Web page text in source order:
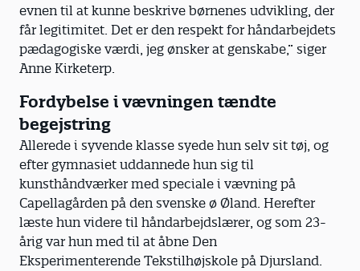
evnen til at kunne beskrive børnenes udvikling, der
får legitimitet. Det er den respekt for håndarbejdets
pædagogiske værdi, jeg ønsker at genskabe,” siger
Anne Kirketerp.
Fordybelse i vævningen tændte
begejstring
Allerede i syvende klasse syede hun selv sit tøj, og
efter gymnasiet uddannede hun sig til
kunsthåndværker med speciale i vævning på
Capellagården på den svenske ø Øland. Herefter
læste hun videre til håndarbejdslærer, og som 23-
årig var hun med til at åbne Den
Eksperimenterende Tekstilhøjskole på Djursland.